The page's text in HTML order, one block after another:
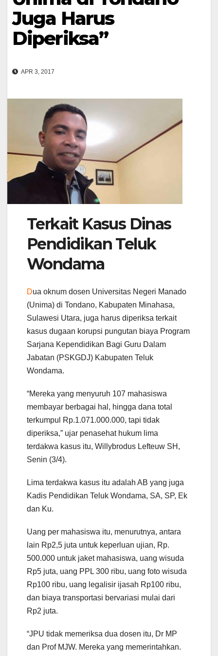
Juga Harus
Diperiksa”
APR 3, 2017
Terkait Kasus Dinas
Pendidikan Teluk
Wondama
Dua oknum dosen Universitas Negeri Manado
(Unima) di Tondano, Kabupaten Minahasa,
Sulawesi Utara, juga harus diperiksa terkait
kasus dugaan korupsi pungutan biaya Program
Sarjana Kependidikan Bagi Guru Dalam
Jabatan (PSKGDJ) Kabupaten Teluk
Wondama.
“Mereka yang menyuruh 107 mahasiswa
membayar berbagai hal, hingga dana total
terkumpul Rp.1.071.000.000, tapi tidak
diperiksa,” ujar penasehat hukum lima
terdakwa kasus itu, Willybrodus Lefteuw SH,
Senin (3/4).
Lima terdakwa kasus itu adalah AB yang juga
Kadis Pendidikan Teluk Wondama, SA, SP, Ek
dan Ku.
Uang per mahasiswa itu, menurutnya, antara
lain Rp2,5 juta untuk keperluan ujian, Rp.
500.000 untuk jaket mahasiswa, uang wisuda
Rp5 juta, uang PPL 300 ribu, uang foto wisuda
Rp100 ribu, uang legalisir ijasah Rp100 ribu,
dan biaya transportasi bervariasi mulai dari
Rp2 juta.
“JPU tidak memeriksa dua dosen itu, Dr MP
dan Prof MJW. Mereka yang memerintahkan.